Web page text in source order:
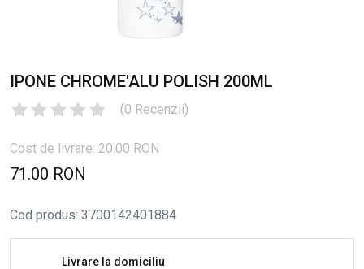
IPONE CHROME'ALU POLISH 200ML
(0 Recenzii)
Cost de livrare: 20.00 RON
71.00 RON
Cod produs: 3700142401884
Livrare la domiciliu